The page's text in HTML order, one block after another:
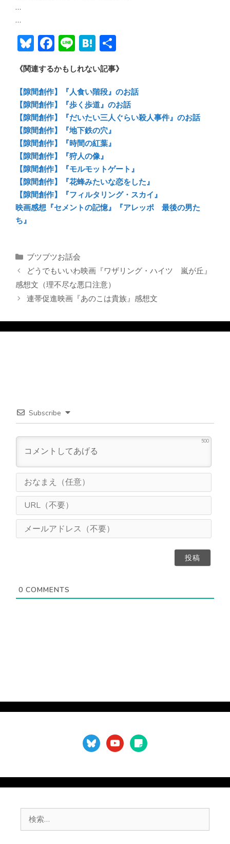
…
…
Bl
u
e
sk
y
F
ac
e
b
o
ok
Li
n
e
H
at
e
n
a
有
《関連するかもしれない記事》
【隙間創作】『人食い階段』のお話
【隙間創作】『歩く歩道』のお話
【隙間創作】『だいたい三人ぐらい殺人事件』のお話
【隙間創作】『地下鉄の穴』
【隙間創作】『時間の紅葉』
【隙間創作】『狩人の像』
【隙間創作】『モルモットゲート』
【隙間創作】『花蜂みたいな恋をした』
【隙間創作】『フィルタリング・スカイ』
映画感想『セメントの記憶』『アレッポ 最後の男た
ち』
カ
テ
ゴ
リ
ー
ブツブツお話会
どうでもいいわ映画『ワザリング・ハイツ 嵐が丘』
感想文（理不尽な悪口注意）
連帯促進映画『あのこは貴族』感想文
Subscribe
500
ま
（
意
L
（
0 COMMENTS
blueskyyoutubesticky-
note
索: